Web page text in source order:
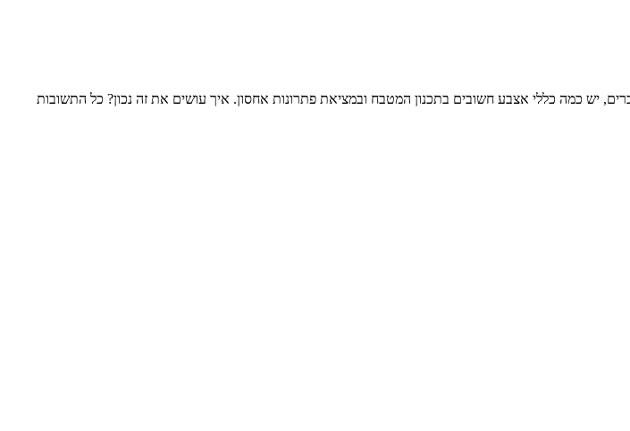
יש כמה כללי אצבע חשובים בתכנון המטבח ובמציאת פתרונות אחסון. איך עושים את זה נכון? כל התשובות